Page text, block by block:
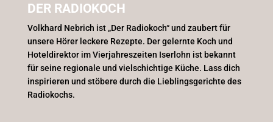
DER RADIOKOCH
Volkhard Nebrich ist „Der Radiokoch“ und zaubert für
unsere Hörer leckere Rezepte. Der gelernte Koch und
Hoteldirektor im Vierjahreszeiten Iserlohn ist bekannt
für seine regionale und vielschichtige Küche. Lass dich
inspirieren und stöbere durch die Lieblingsgerichte des
Radiokochs.